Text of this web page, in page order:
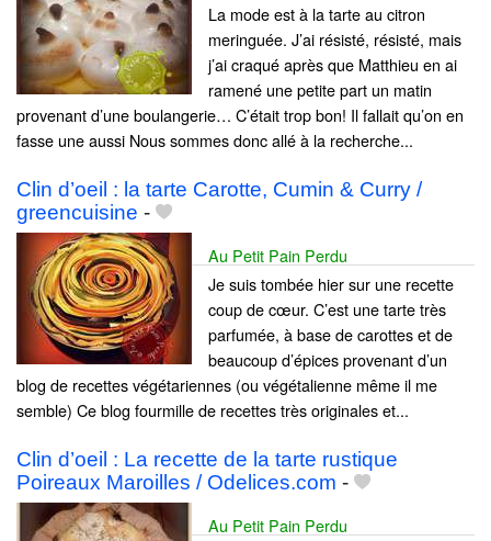
La mode est à la tarte au citron
meringuée. J’ai résisté, résisté, mais
j’ai craqué après que Matthieu en ai
ramené une petite part un matin
provenant d’une boulangerie… C’était trop bon! Il fallait qu’on en
fasse une aussi Nous sommes donc allé à la recherche...
Clin d’oeil : la tarte Carotte, Cumin & Curry /
greencuisine -
Au Petit Pain Perdu
Je suis tombée hier sur une recette
coup de cœur. C’est une tarte très
parfumée, à base de carottes et de
beaucoup d’épices provenant d’un
blog de recettes végétariennes (ou végétalienne même il me
semble) Ce blog fourmille de recettes très originales et...
Clin d’oeil : La recette de la tarte rustique
Poireaux Maroilles / Odelices.com -
Au Petit Pain Perdu